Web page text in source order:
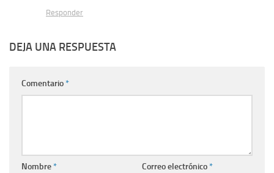
Responder
DEJA UNA RESPUESTA
Comentario*
Nombre* Correo electrónico*